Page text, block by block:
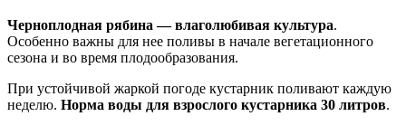
Черноплодная рябина — влаголюбивая культура.
Особенно важны для нее поливы в начале вегетационного
сезона и во время плодообразования.
При устойчивой жаркой погоде кустарник поливают каждую
неделю. Норма воды для взрослого кустарника 30 литров.